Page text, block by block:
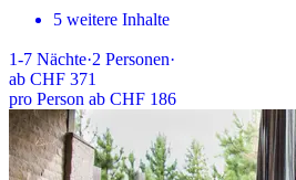
5 weitere Inhalte
1-7 Nächte·2 Personen·
ab CHF 371
pro Person ab CHF 186